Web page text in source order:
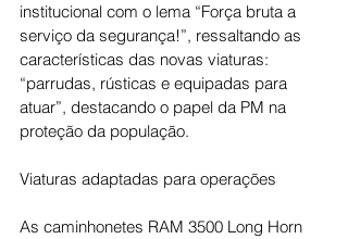
institucional com o lema “Força bruta a
serviço da segurança!”, ressaltando as
características das novas viaturas:
“parrudas, rústicas e equipadas para
atuar”, destacando o papel da PM na
proteção da população.
Viaturas adaptadas para operações
As caminhonetes RAM 3500 Long Horn